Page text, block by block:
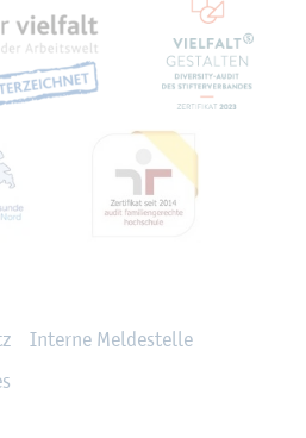
In­ter­ne Mel­de­stel­le